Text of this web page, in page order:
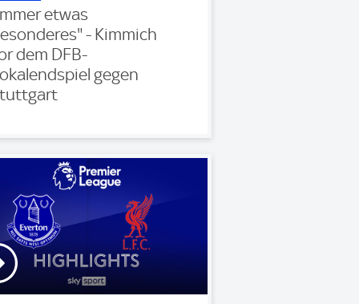
etwas
- Kimmich
dem DFB-
gegen